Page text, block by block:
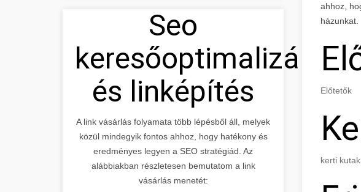
Seo
keresőoptimalizálás
és linképítés
A link vásárlás folyamata több lépésből áll, melyek
közül mindegyik fontos ahhoz, hogy hatékony és
eredményes legyen a SEO stratégiád. Az
alábbiakban részletesen bemutatom a link
vásárlás menetét:
ahhoz,
házunkat.
Előtetők
kerti kutak